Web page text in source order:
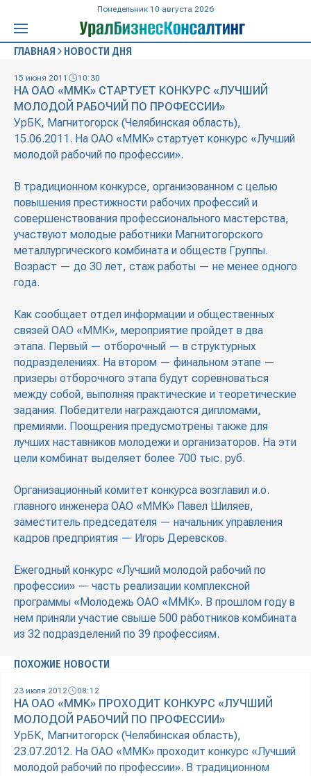
Понедельник 10 августа 2026
ГЛАВНАЯ НОВОСТИ ДНЯ
15 июня 2011 10:30
НА ОАО «ММК» СТАРТУЕТ КОНКУРС «ЛУЧШИЙ
МОЛОДОЙ РАБОЧИЙ ПО ПРОФЕССИИ»
УрБК, Магнитогорск (Челябинская область),
15.06.2011. На ОАО «ММК» стартует конкурс «Лучший
молодой рабочий по профессии».
В традиционном конкурсе, организованном с целью
повышения престижности рабочих профессий и
совершенствования профессионального мастерства,
участвуют молодые работники Магнитогорского
металлургического комбината и обществ Группы.
Возраст — до 30 лет, стаж работы — не менее одного
года.
Как сообщает отдел информации и общественных
связей ОАО «ММК», мероприятие пройдет в два
этапа. Первый — отборочный — в структурных
подразделениях. На втором — финальном этапе —
призеры отборочного этапа будут соревноваться
между собой, выполняя практические и теоретические
задания. Победители награждаются дипломами,
премиями. Поощрения предусмотрены также для
лучших наставников молодежи и организаторов. На эти
цели комбинат выделяет более 700 тыс. руб.
Организационный комитет конкурса возглавил и.о.
главного инженера ОАО «ММК» Павел Шиляев,
заместитель председателя — начальник управления
кадров предприятия — Игорь Деревсков.
Ежегодный конкурс «Лучший молодой рабочий по
профессии» — часть реализации комплексной
программы «Молодежь ОАО «ММК». В прошлом году в
нем приняли участие свыше 500 работников комбината
из 32 подразделений по 39 профессиям.
ПОХОЖИЕ НОВОСТИ
23 июля 2012 08:12
НА ОАО «ММК» ПРОХОДИТ КОНКУРС «ЛУЧШИЙ
МОЛОДОЙ РАБОЧИЙ ПО ПРОФЕССИИ»
УрБК, Магнитогорск (Челябинская область),
23.07.2012. На ОАО «ММК» проходит конкурс «Лучший
молодой рабочий по профессии». В традиционном